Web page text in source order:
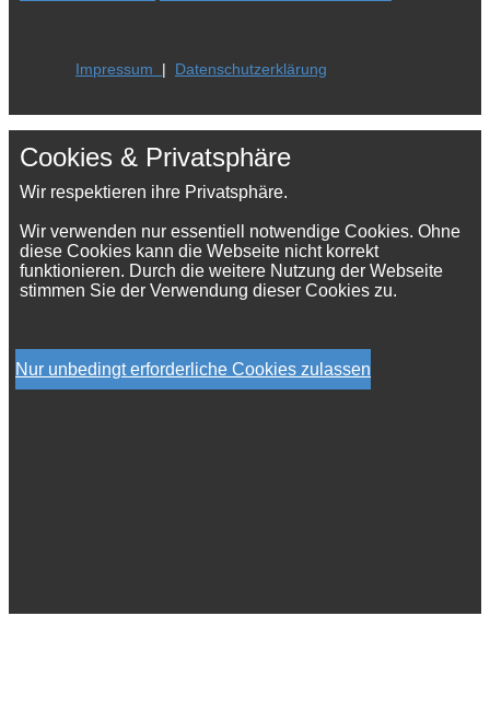
Impressum | Datenschutzerklärung
Cookies & Privatsphäre
Wir respektieren ihre Privatsphäre.
Wir verwenden nur essentiell notwendige Cookies. Ohne
diese Cookies kann die Webseite nicht korrekt
funktionieren. Durch die weitere Nutzung der Webseite
stimmen Sie der Verwendung dieser Cookies zu.
Nur unbedingt erforderliche Cookies zulassen